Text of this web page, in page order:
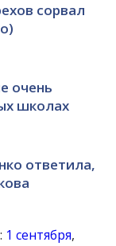
сорвал
очень
школах
ответила,
1 сентября,